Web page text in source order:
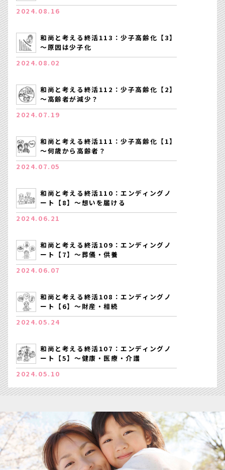
2024.08.16
和尚と考える終活113：少子高齢化【3】
～原因は少子化
2024.08.02
和尚と考える終活112：少子高齢化【2】
～高齢者が減少？
2024.07.19
和尚と考える終活111：少子高齢化【1】
～何歳から高齢者？
2024.07.05
和尚と考える終活110：エンディングノ
ート【8】～想いを届ける
2024.06.21
和尚と考える終活109：エンディングノ
ート【7】～葬儀・供養
2024.06.07
和尚と考える終活108：エンディングノ
ート【6】～財産・相続
2024.05.24
和尚と考える終活107：エンディングノ
ート【5】～健康・医療・介護
2024.05.10